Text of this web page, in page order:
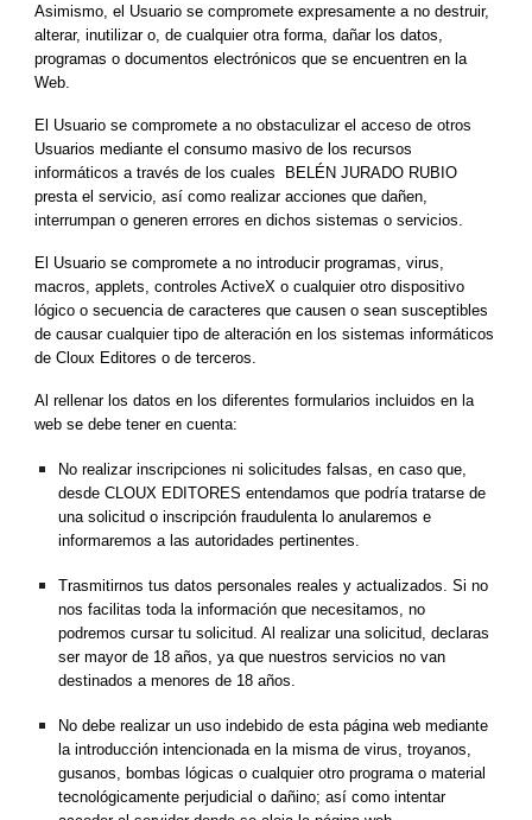
Asimismo, el Usuario se compromete expresamente a no destruir,
alterar, inutilizar o, de cualquier otra forma, dañar los datos,
programas o documentos electrónicos que se encuentren en la
Web.
El Usuario se compromete a no obstaculizar el acceso de otros
Usuarios mediante el consumo masivo de los recursos
informáticos a través de los cuales  BELÉN JURADO RUBIO
presta el servicio, así como realizar acciones que dañen,
interrumpan o generen errores en dichos sistemas o servicios.
El Usuario se compromete a no introducir programas, virus,
macros, applets, controles ActiveX o cualquier otro dispositivo
lógico o secuencia de caracteres que causen o sean susceptibles
de causar cualquier tipo de alteración en los sistemas informáticos
de Cloux Editores o de terceros.
Al rellenar los datos en los diferentes formularios incluidos en la
web se debe tener en cuenta:
No realizar inscripciones ni solicitudes falsas, en caso que,
desde CLOUX EDITORES entendamos que podría tratarse de
una solicitud o inscripción fraudulenta lo anularemos e
informaremos a las autoridades pertinentes.
Trasmitirnos tus datos personales reales y actualizados. Si no
nos facilitas toda la información que necesitamos, no
podremos cursar tu solicitud. Al realizar una solicitud, declaras
ser mayor de 18 años, ya que nuestros servicios no van
destinados a menores de 18 años.
No debe realizar un uso indebido de esta página web mediante
la introducción intencionada en la misma de virus, troyanos,
gusanos, bombas lógicas o cualquier otro programa o material
tecnológicamente perjudicial o dañino; así como intentar